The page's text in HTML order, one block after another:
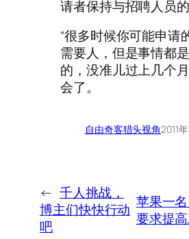
请者保持与招聘人员的
“很多时候你可能申请
需要人，但是事情都
的，没准儿过上几个
会了。
自由奇客猎头视角2011
← 千人挑战，
博主们快快行动
吧
苹果一
要求提